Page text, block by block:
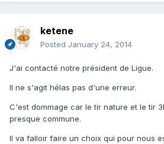
ketene
Posted January 24, 2014
J'ai contacté notre président de Ligue.
Il ne s'agit hélas pas d'une erreur.
C'est dommage car le tir nature et le tir
presque commune.
Il va falloir faire un choix qui pour nous